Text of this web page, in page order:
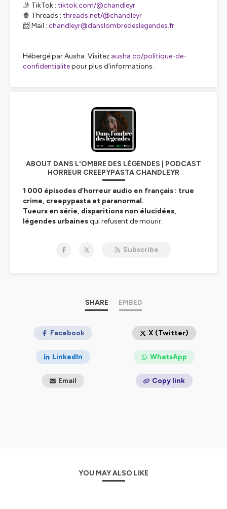
🤳 TikTok : tiktok.com/@chandleyr
🍿 Threads : threads.net/@chandleyr
📨 Mail : chandleyr@danslombredeslegendes.fr
Hébergé par Ausha. Visitez ausha.co/politique-de-
confidentialitepour plus d'informations.
ABOUT DANS L'OMBRE DES LÉGENDES | PODCAST
HORREUR CREEPYPASTA CHANDLEYR
1 000 épisodes d’horreur audio en français : true
crime, creepypasta et paranormal.
Tueurs en série, disparitions non élucidées,
légendes urbainesqui refusent de mourir.
Ici, la réalité dérape. Le
surnaturelvous observe.
Hébergé par Ausha. Visitez
ausha.co/politique-de-
confidentialitepour plus d'informations.
Subscribe
SHARE EMBED
Facebook X (Twitter)
LinkedIn WhatsApp
Email Copy link
YOU MAY ALSO LIKE